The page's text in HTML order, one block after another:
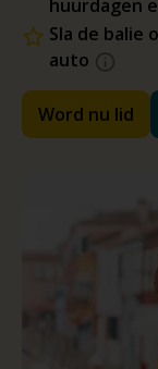
huurdagen
Sla de balie
auto
Word nu lid